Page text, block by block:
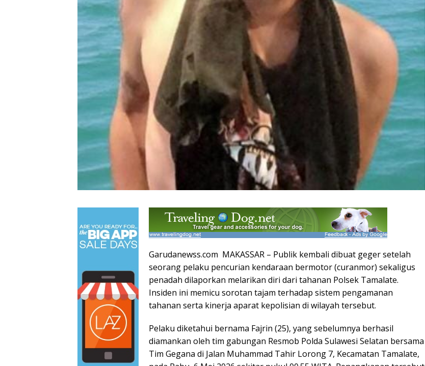
Garudanewss.com MAKASSAR – Publik kembali dibuat geger setelah
seorang pelaku pencurian kendaraan bermotor (curanmor) sekaligus
penadah dilaporkan melarikan diri dari tahanan Polsek Tamalate.
Insiden ini memicu sorotan tajam terhadap sistem pengamanan
tahanan serta kinerja aparat kepolisian di wilayah tersebut.
Pelaku diketahui bernama Fajrin (25), yang sebelumnya berhasil
diamankan oleh tim gabungan Resmob Polda Sulawesi Selatan bersama
Tim Gegana di Jalan Muhammad Tahir Lorong 7, Kecamatan Tamalate,